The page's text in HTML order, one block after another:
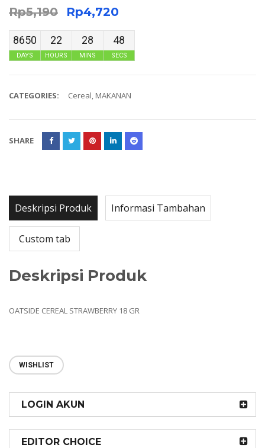
Rp5,190 Rp4,720
8650
DAYS
22
HOURS
28
MINS
47
SECS
CATEGORIES: Cereal, MAKANAN
SHARE
Deskripsi Produk Informasi Tambahan
Custom tab
Deskripsi Produk
OATSIDE CEREAL STRAWBERRY 18 GR
WISHLIST
LOGIN AKUN
EDITOR CHOICE